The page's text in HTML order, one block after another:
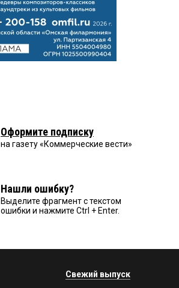
Оформите подписку
на газету «Коммерческие вести»
Нашли ошибку?
Выделите фрагмент с текстом
ошибки и нажмите Ctrl + Enter.
Свежий выпуск